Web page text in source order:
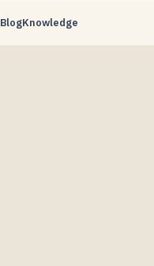
BlogKnowledge